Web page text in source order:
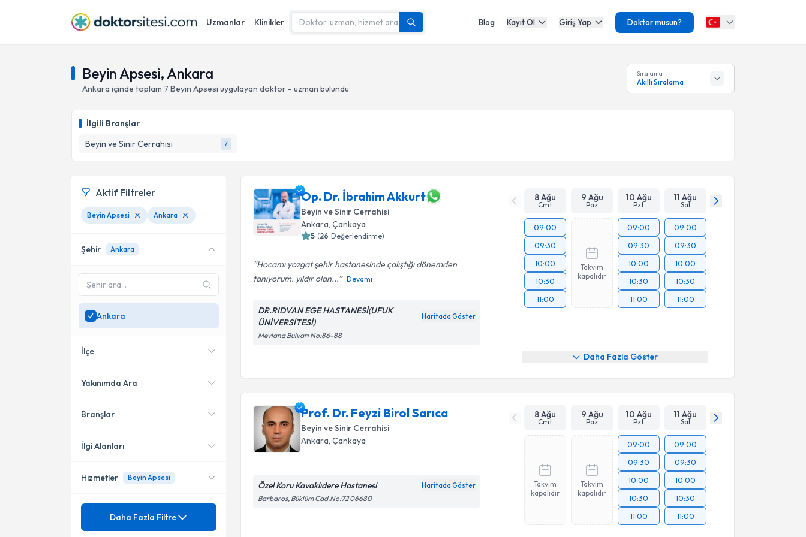
Uzmanlar Klinikler Blog Kayıt Ol Giriş Yap Doktor musun?
Beyin Apsesi, Ankara
Ankara içinde toplam 7 Beyin Apsesi uygulayan doktor - uzman bulundu
Sıralama
Akıllı Sıralama
İlgili Branşlar
Beyin ve Sinir Cerrahisi
7
Op. Dr. İbrahim Akkurt
Beyin ve Sinir Cerrahisi
Ankara, Çankaya
5 (26 Değerlendirme)
Hocamı yozgat şehir hastanesinde çalıştığı dönemden
tanıyorum. yıldır olan...
Devamı
DR.RIDVAN EGE HASTANESİ(UFUK
ÜNİVERSİTESİ)
Haritada Göster
Mevlana Bulvarı No:86-88
8 Ağu
Cmt
9 Ağu
Paz
10 Ağu
Pzt
11 Ağu
Sal
09:00
09:30
10:00
10:30
11:00
Takvim
kapalıdır
09:00
09:30
10:00
10:30
11:00
09:00
09:30
10:00
10:30
11:00
Daha Fazla Göster
Prof. Dr. Feyzi Birol Sarıca
Beyin ve Sinir Cerrahisi
Ankara , Çankaya
Özel Koru Kavaklıdere Hastanesi Haritada Göster
Barbaros, Büklüm Cad.No:72 06680
8 Ağu
Cmt
9 Ağu
Paz
10 Ağu
Pzt
11 Ağu
Sal
Takvim
kapalıdır
Takvim
kapalıdır
09:00
09:30
10:00
10:30
11:00
09:00
09:30
10:00
10:30
11:00
Aktif Filtreler
Beyin Apsesi Ankara
Şehir Ankara
Ankara
İlçe
Çankaya
Altındağ
Yakınımda Ara
Konumuma yakın uzmanları
Branşlar
Beyin ve Sinir Cerrahisi
İlgi Alanları
Bel Fıtığı (Mikrocerrahi, Full
Hizmetler Beyin Apsesi
Mezuniyet
Daha Fazla Filtre